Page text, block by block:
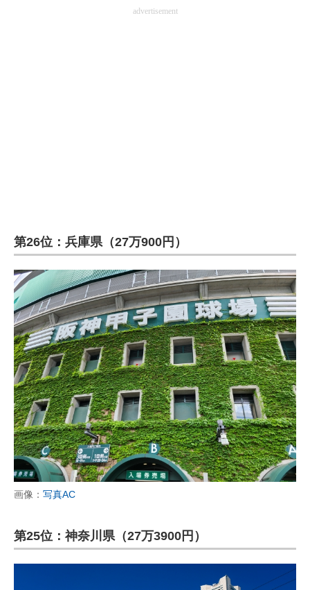
advertisement
第26位：兵庫県（27万900円）
画像： 写真AC
第25位：神奈川県（27万3900円）